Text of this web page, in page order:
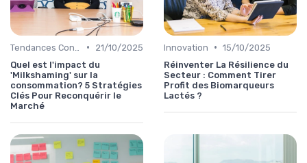
•
21/10/2025
Quel est l'impact du
'Milkshaming' sur la
consommation? 5 Stratégies
Clés Pour Reconquérir le
Marché
Innovation • 15/10/2025
Réinventer La Résilience du
Secteur : Comment Tirer
Profit des Biomarqueurs
Lactés ?